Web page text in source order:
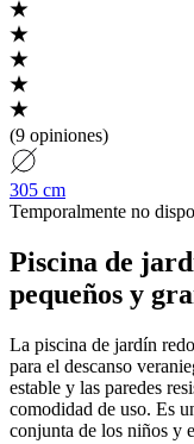
(9 opiniones)
305 cm
Temporalmente no
Piscina de
pequeños y
La piscina de jardín
para el descanso
estable y las paredes
comodidad de uso. Es
conjunta de los niños y